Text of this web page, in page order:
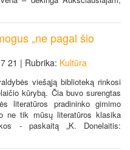
„ne pagal šio
21 | Rubrika: Kultūra
viešąją biblioteką rinkosi
kūrybą. Čia buvo surengtas
literatūros pradininko gimimo
ne tik mūsų literatūros klasika
- paskaitą „K. Donelaitis: